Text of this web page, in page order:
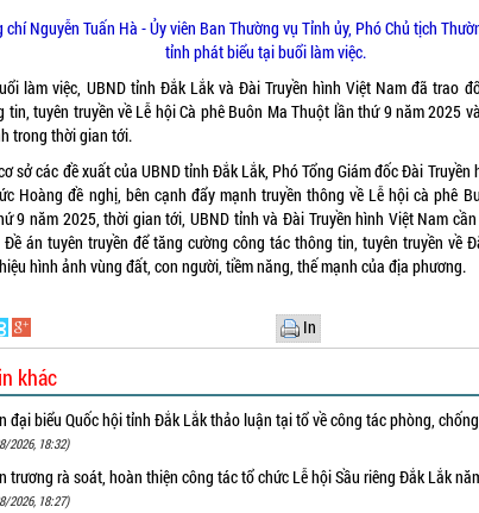
chí Nguyễn Tuấn Hà - Ủy viên Ban Thường vụ Tỉnh ủy, Phó Chủ tịch
tỉnh phát biểu tại buổi làm việc.
làm việc, UBND tỉnh Đắk Lắk và Đài Truyền hình Việt Nam đã trao
tin, tuyên truyền về Lễ hội Cà phê Buôn Ma Thuột lần thứ 9 năm 2025
trong thời gian tới.
sở các đề xuất của UBND tỉnh Đắk Lắk, Phó Tổng Giám đốc Đài Truyền
Hoàng đề nghị, bên cạnh đẩy mạnh truyền thông về Lễ hội cà phê
9 năm 2025, thời gian tới, UBND tỉnh và Đài Truyền hình Việt Nam
Đề án tuyên truyền để tăng cường công tác thông tin, tuyên truyền về
hình ảnh vùng đất, con người, tiềm năng, thế mạnh của địa phương.
In
khác
đại biểu Quốc hội tỉnh Đắk Lắk thảo luận tại tổ về công tác phòng,
2026, 18:32)
trương rà soát, hoàn thiện công tác tổ chức Lễ hội Sầu riêng Đắk Lắk
2026, 18:27)